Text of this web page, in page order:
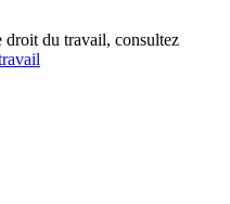
droit du travail, consultez